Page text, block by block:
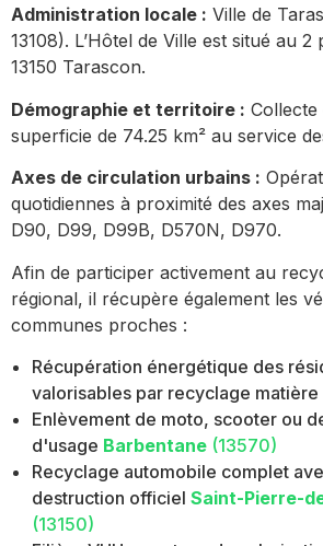
Administration locale : Ville de
13108). L’Hôtel de Ville est situé au
13150 Tarascon.
Démographie et territoire :
superficie de 74.25 km² au service
Axes de circulation urbains :
quotidiennes à proximité des axes
D90, D99, D99B, D570N, D970.
Afin de participer activement au
régional, il récupère également les
communes proches :
Récupération énergétique des
valorisables par recyclage matière
Enlèvement de moto, scooter ou
d'usage Barbentane (13570)
Recyclage automobile complet
destruction officiel Saint-Pierre-
(13150)